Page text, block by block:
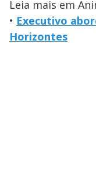
Leia mais em
• Executivo
Horizontes